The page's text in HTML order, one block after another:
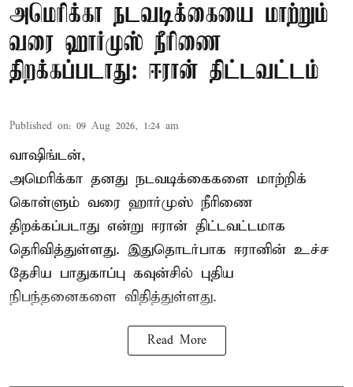
அமெரிக்கா நடவடிக்கையை மாற்றும்
வரை ஹார்முஸ் நீரிணை
திறக்கப்படாது: ஈரான் திட்டவட்டம்
Published on: 09 Aug 2026, 1:24 am
வாஷிங்டன்,
அமெரிக்கா தனது நடவடிக்கைகளை மாற்றிக்
கொள்ளும் வரை ஹார்முஸ் நீரிணை
திறக்கப்படாது என்று ஈரான் திட்டவட்டமாக
தெரிவித்துள்ளது. இதுதொடர்பாக ஈரானின் உச்ச
தேசிய பாதுகாப்பு கவுன்சில் புதிய
நிபந்தனைகளை விதித்துள்ளது.
Read More